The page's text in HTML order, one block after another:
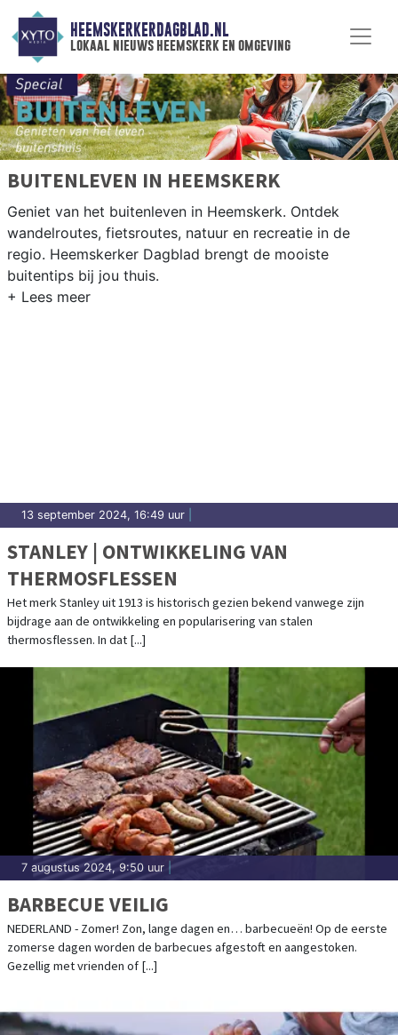
HEEMSKERKERDAGBLAD.NL
lokaal nieuws heemskerk en omgeving
BUITENLEVEN IN HEEMSKERK
Geniet van het buitenleven in Heemskerk. Ontdek
wandelroutes, fietsroutes, natuur en recreatie in de
regio. Heemskerker Dagblad brengt de mooiste
buitentips bij jou thuis.
13 september 2024, 16:49 uur
STANLEY | ONTWIKKELING VAN
THERMOSFLESSEN
Het merk Stanley uit 1913 is historisch gezien bekend vanwege zijn
bijdrage aan de ontwikkeling en popularisering van stalen
thermosflessen. In dat [...]
7 augustus 2024, 9:50 uur |
BARBECUE VEILIG
NEDERLAND - Zomer! Zon, lange dagen en… barbecueën! Op de eerste
zomerse dagen worden de barbecues afgestoft en aangestoken.
Gezellig met vrienden of [...]